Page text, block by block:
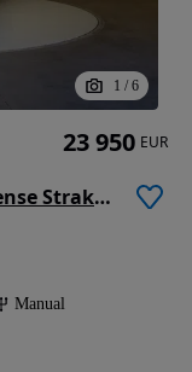
1 / 6
Mitsubishi L200 2.4 DI-D Club Intense Strakar 4WD
Manual
23 950 EUR